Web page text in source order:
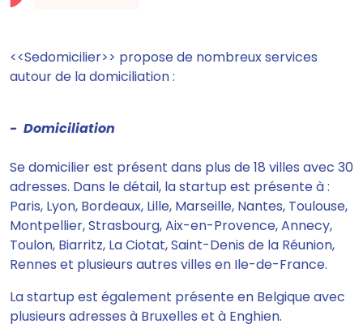
<<Sedomicilier>> propose de nombreux services
autour de la domiciliation :
- Domiciliation
Se domicilier est présent dans plus de 18 villes avec 30
adresses. Dans le détail, la startup est présente à :
Paris, Lyon, Bordeaux, Lille, Marseille, Nantes, Toulouse,
Montpellier, Strasbourg, Aix-en-Provence, Annecy,
Toulon, Biarritz, La Ciotat, Saint-Denis de la Réunion,
Rennes et plusieurs autres villes en Ile-de-France.
La startup est également présente en Belgique avec
plusieurs adresses à Bruxelles et à Enghien.